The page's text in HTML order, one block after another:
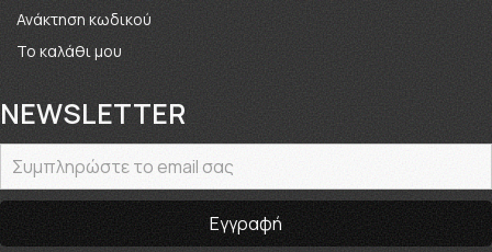
Ανάκτηση κωδικού
Το καλάθι μου
NEWSLETTER